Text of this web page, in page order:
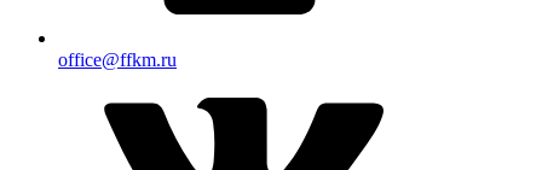
office@ffkm.ru